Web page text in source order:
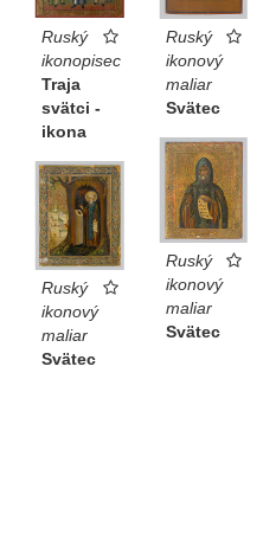
Ruský
ikonopisec
Traja
svätci -
ikona
Ruský
ikonový
maliar
Svätec
Ruský
ikonový
maliar
Svätec
Ruský
ikonový
maliar
Svätec